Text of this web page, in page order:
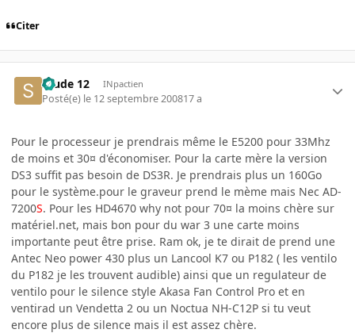
Citer
Stude 12 INpactien
Posté(e) le 12 septembre 200817 a
Pour le processeur je prendrais même le E5200 pour 33Mhz
de moins et 30¤ d'économiser. Pour la carte mère la version
DS3 suffit pas besoin de DS3R. Je prendrais plus un 160Go
pour le système.pour le graveur prend le mème mais Nec AD-
7200S. Pour les HD4670 why not pour 70¤ la moins chère sur
matériel.net, mais bon pour du war 3 une carte moins
importante peut être prise. Ram ok, je te dirait de prend une
Antec Neo power 430 plus un Lancool K7 ou P182 ( les ventilo
du P182 je les trouvent audible) ainsi que un regulateur de
ventilo pour le silence style Akasa Fan Control Pro et en
ventirad un Vendetta 2 ou un Noctua NH-C12P si tu veut
encore plus de silence mais il est assez chère.